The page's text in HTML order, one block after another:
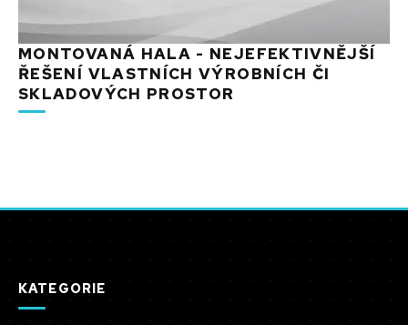
MONTOVANÁ HALA - NEJEFEKTIVNĚJŠÍ
ŘEŠENÍ VLASTNÍCH VÝROBNÍCH ČI
SKLADOVÝCH PROSTOR
KATEGORIE